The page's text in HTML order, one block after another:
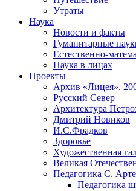
Утраты
Наука
Новости и факты
Гуманитарные
Естественно-
Наука в лицах
Проекты
Архив «Лицея».
Русский Север
Архитектура
Дмитрий Новиков
И.С.Фрадков
Здоровье
Художественная
Великая
Педагогика С.
Педагогика